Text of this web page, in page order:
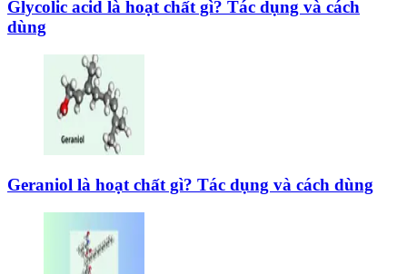
Glycolic acid là hoạt chất gì? Tác dụng và cách
dùng
Geraniol là hoạt chất gì? Tác dụng và cách dùng